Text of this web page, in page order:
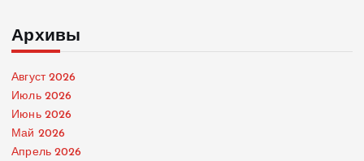
Архивы
Август 2026
Июль 2026
Июнь 2026
Май 2026
Апрель 2026